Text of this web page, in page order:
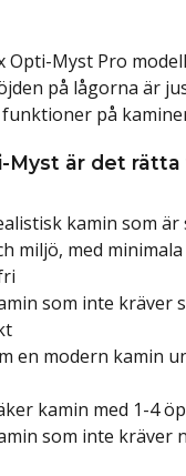
Opti-Myst Pro
på lågorna är
på
Myst är det rätta
kamin som är
miljö, med
som inte kräver
en modern kamin
kamin med 1-4
som inte kräver